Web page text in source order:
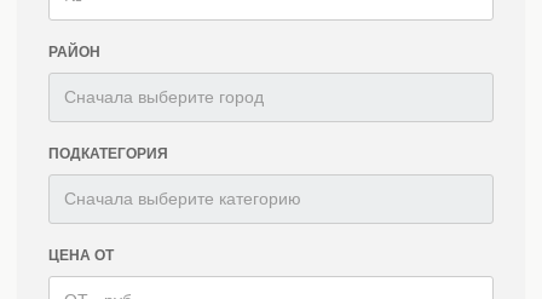
РАЙОН
ПОДКАТЕГОРИЯ
ЦЕНА ОТ